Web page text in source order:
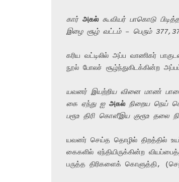
கார் அகல் கூவியர் பாகொடு
இழை சூழ் வட்டம் – பெரும்
கரிய வட்டிலில் அப்ப வாணிகர்
நூல் போலச் சூழ்ந்துகிடக்கின்ற
யவனர் இயற்றிய வினை மாண்
கை ஏந்து ஐ அகல் நிறைய நெய்
பரூஉ திரி கொளீஇய குரூஉ தலை
யவனர் செய்த தொழில் திறத்தில்
கைகளில் ஏந்தியிருக்கின்ற
பருத்த திரிகளைக் கொளுத்தி,